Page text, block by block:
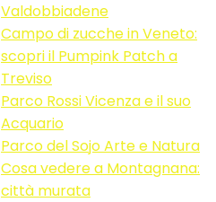
Valdobbiadene
Campo di zucche in Veneto:
scopri il Pumpink Patch a
Treviso
Parco Rossi Vicenza e il suo
Acquario
Parco del Sojo Arte e Natura
Cosa vedere a Montagnana:
città murata